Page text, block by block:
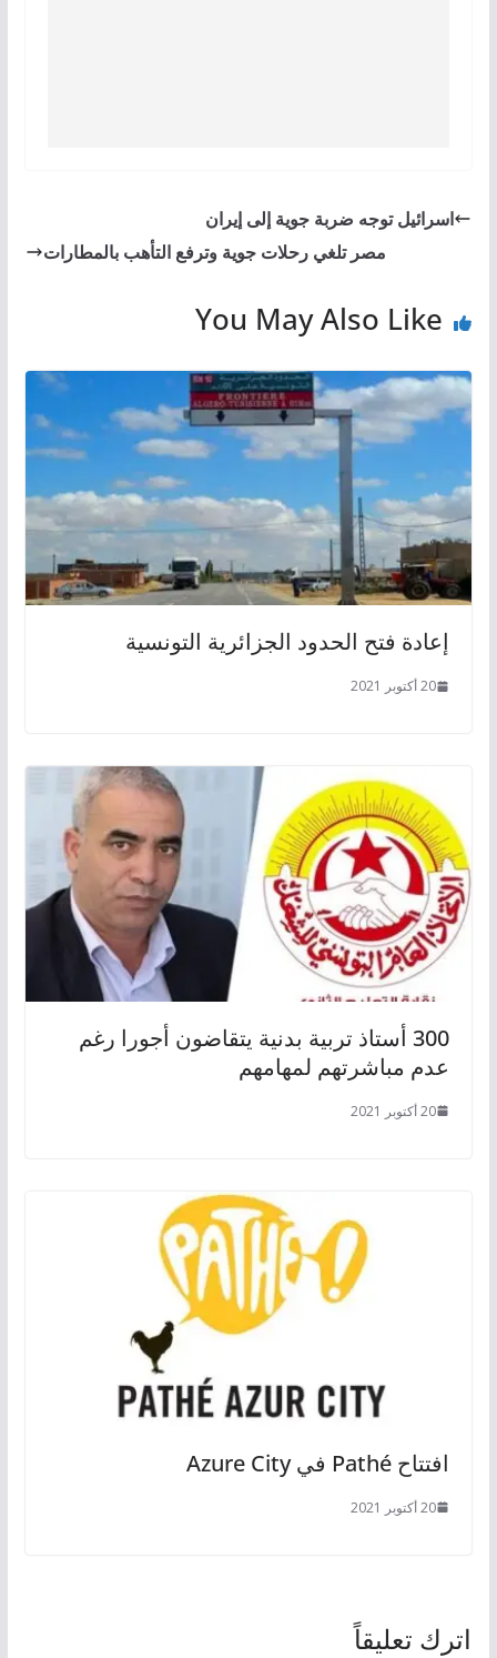
اسرائيل توجه ضربة جوية إلى إيران
مصر تلغي رحلات جوية وترفع التأهب بالمطارات
You May Also Like
إعادة فتح الحدود الجزائرية التونسية
20 أكتوبر 2021
300 أستاذ تربية بدنية يتقاضون أجورا رغم
عدم مباشرتهم لمهامهم
20 أكتوبر 2021
افتتاح Pathé في Azure City
20 أكتوبر 2021
اترك تعليقاً